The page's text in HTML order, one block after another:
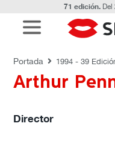
71 edición.Del
Portada 1994 - 39
Arthur
Director
HOMENAJES